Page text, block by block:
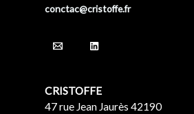
conctac@cristoffe.fr
CRISTOFFE
47 rue Jean Jaurès 42190